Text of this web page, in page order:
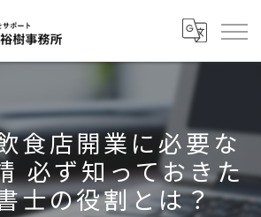
食店開業に必要な
必ず知っておきた
士の役割とは？